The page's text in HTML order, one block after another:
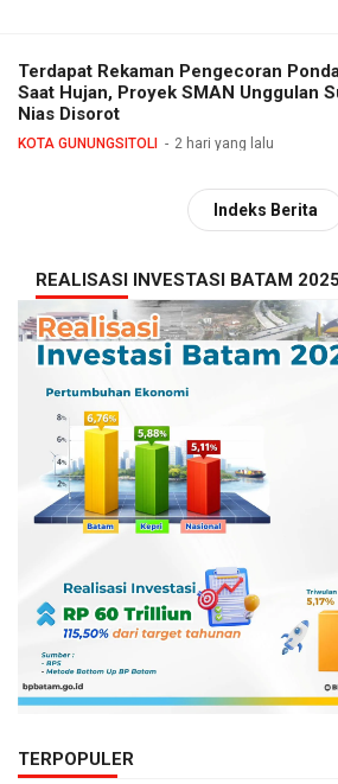
Terdapat Rekaman Pengecoran
Saat Hujan, Proyek SMAN Unggulan
Nias Disorot
KOTA GUNUNGSITOLI 2 hari yang lalu
Indeks Berita
REALISASI INVESTASI BATAM 2025
TERPOPULER